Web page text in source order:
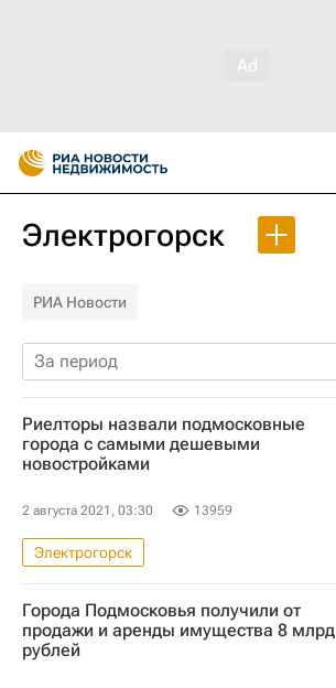
Электрогорск
РИА Новости
За период
Риелторы назвали подмосковные
города с самыми дешевыми
новостройками
2 августа 2021, 03:30 13959
Электрогорск
Московская область (Подмосковье)
Балашиха
Егорьевск
Жилье
Цены
Города Подмосковья получили от
продажи и аренды имущества 8 млрд
рублей